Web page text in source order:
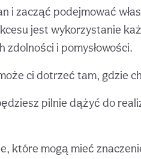
i zacząć podejmować
jest wykorzystanie
zdolności i pomysłowości.
ci dotrzeć tam, gdzie
pilnie dążyć do
które mogą mieć